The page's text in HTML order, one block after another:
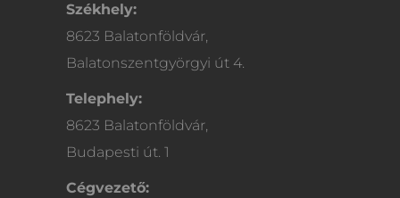
Székhely:
8623 Balatonföldvár,
Balatonszentgyörgyi út 4.
Telephely:
8623 Balatonföldvár,
Budapesti út. 1
Cégvezető: